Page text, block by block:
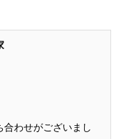
わせがございまし